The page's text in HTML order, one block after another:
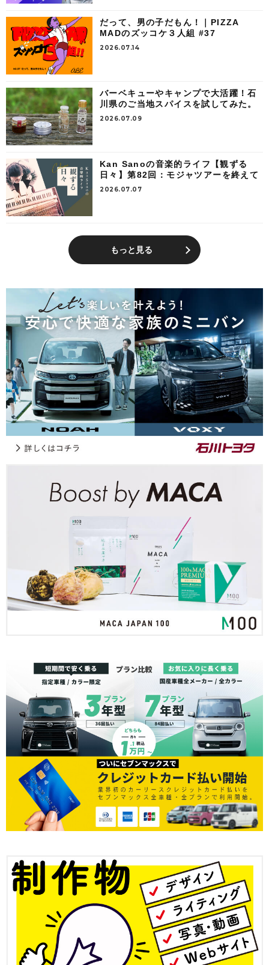
だって、男の子だもん！｜PIZZA
MADのズッコケ３人組 #37
2026.07.14
バーベキューやキャンプで大活躍！石
川県のご当地スパイスを試してみた。
2026.07.09
Kan Sanoの音楽的ライフ【観ずる
日々】第82回：モジャツアーを終えて
2026.07.07
もっと見る